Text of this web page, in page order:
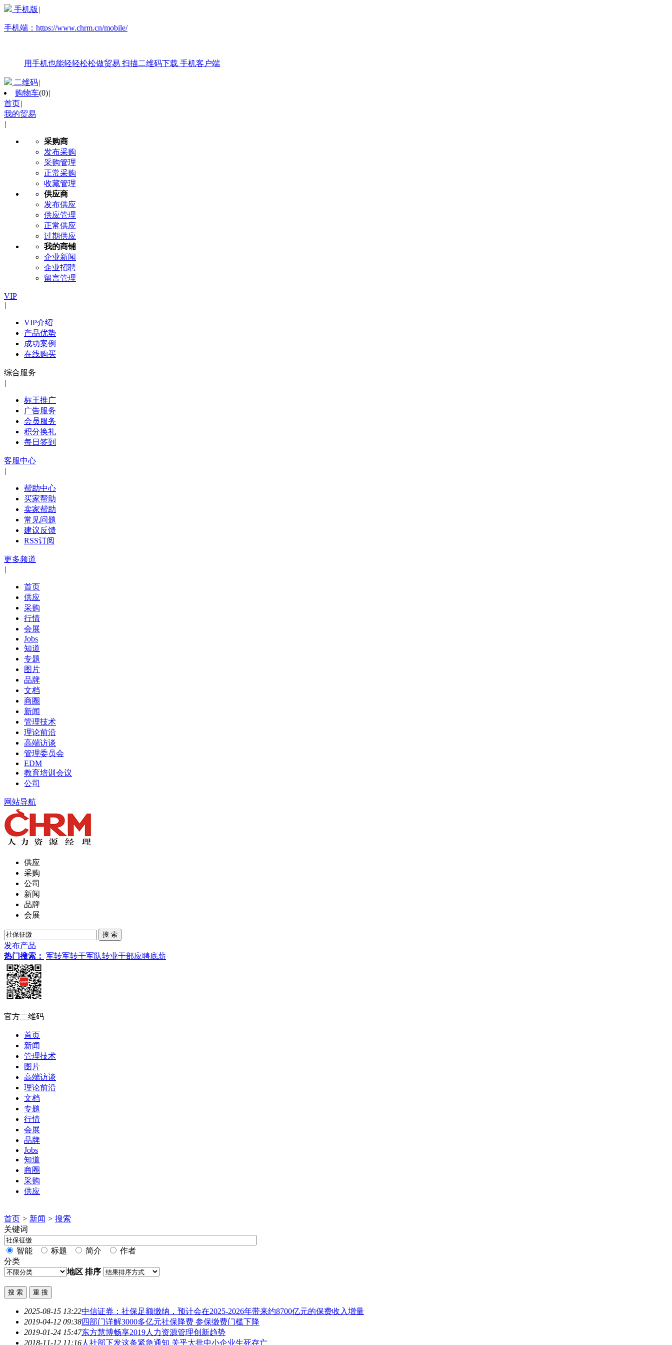
手机版 |
手机端： https://www.chrm.cn/mobile/
用手机也能轻轻松松做贸易 扫描二维码下载 手机客户端
二维码|
购物车(0)|
首页|
我的贸易
|
采购商
发布采购
采购管理
正常采购
收藏管理
供应商
发布供应
供应管理
正常供应
过期供应
我的商铺
企业新闻
企业招聘
留言管理
VIP
|
VIP介绍
产品优势
成功案例
在线购买
综合服务
|
标王推广
广告服务
会员服务
积分换礼
每日签到
客服中心
|
帮助中心
买家帮助
卖家帮助
常见问题
建议反馈
RSS订阅
更多频道
|
首页
供应
采购
行情
会展
Jobs
知道
专题
图片
品牌
文档
商圈
新闻
管理技术
理论前沿
高端访谈
管理委员会
EDM
教育培训会议
公司
网站导航
供应
采购
公司
新闻
品牌
会展
发布产品
热门搜索： 军转军转干军队转业干部应聘底薪
官方二维码
首页
新闻
管理技术
图片
高端访谈
理论前沿
文档
专题
行情
会展
品牌
Jobs
知道
商圈
采购
供应
首页 > 新闻 > 搜索
关键词
智能 标题 简介
作者
分类
地区 排序
2025-08-15 13:22中信证券：社保足额缴纳，预计会在2025-2026年带来约8700亿元的保费收入增量
2019-04-12 09:38四部门详解3000多亿元社保降费 参保缴费门槛下降
2019-01-24 15:47东方慧博畅享2019人力资源管理创新趋势
2018-11-12 11:16人社部下发这条紧急通知 关乎大批中小企业生死存亡